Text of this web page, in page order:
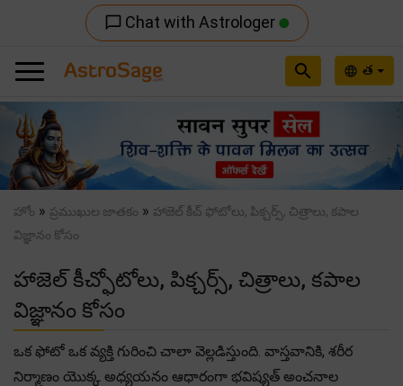
chat_bubble_outline Chat with Astrologer
language త
search
Previous
హోం » ప్రముఖుల జాతకం » హాజెల్ కీచ్ ఫోటోలు, పిక్చర్స్, చిత్రాలు, కపాల
విజ్ఞానం కోసం
హాజెల్ కీచ్ఫోటోలు, పిక్చర్స్, చిత్రాలు, కపాల
విజ్ఞానం కోసం
ఒక ఫోటో ఒక వ్యక్తి గురించి చాలా వెల్లడిస్తుంది. వాస్తవానికి, శరీర
నిర్మాణం యొక్క అధ్యయనం ఆధారంగా భవిష్యత్ అంచనాల